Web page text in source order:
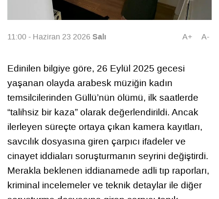
11:00 - Haziran 23 2026 Salı A+ A-
Edinilen bilgiye göre, 26 Eylül 2025 gecesi
yaşanan olayda arabesk müziğin kadın
temsilcilerinden Güllü’nün ölümü, ilk saatlerde
“talihsiz bir kaza” olarak değerlendirildi. Ancak
ilerleyen süreçte ortaya çıkan kamera kayıtları,
savcılık dosyasına giren çarpıcı ifadeler ve
cinayet iddiaları soruşturmanın seyrini değiştirdi.
Merakla beklenen iddianamede adli tıp raporları,
kriminal incelemeler ve teknik detaylar ile diğer